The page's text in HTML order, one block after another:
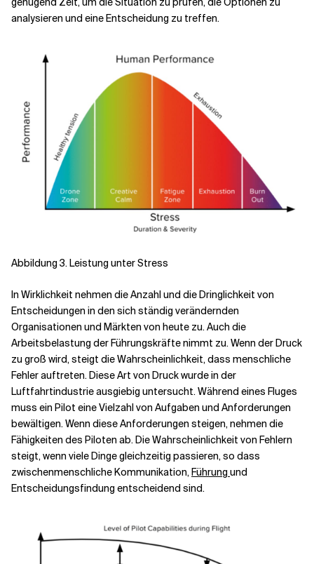
analysieren und eine Entscheidung zu treffen.
Abbildung 3. Leistung unter Stress
In Wirklichkeit nehmen die Anzahl und die Dringlichkeit von
Entscheidungen in den sich ständig verändernden
Organisationen und Märkten von heute zu. Auch die
Arbeitsbelastung der Führungskräfte nimmt zu. Wenn der Druck
zu groß wird, steigt die Wahrscheinlichkeit, dass menschliche
Fehler auftreten. Diese Art von Druck wurde in der
Luftfahrtindustrie ausgiebig untersucht. Während eines Fluges
muss ein Pilot eine Vielzahl von Aufgaben und Anforderungen
bewältigen. Wenn diese Anforderungen steigen, nehmen die
Fähigkeiten des Piloten ab. Die Wahrscheinlichkeit von Fehlern
steigt, wenn viele Dinge gleichzeitig passieren, so dass
zwischenmenschliche Kommunikation,Führung und
Entscheidungsfindung entscheidend sind.